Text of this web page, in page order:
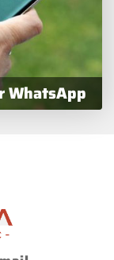
WhatsApp